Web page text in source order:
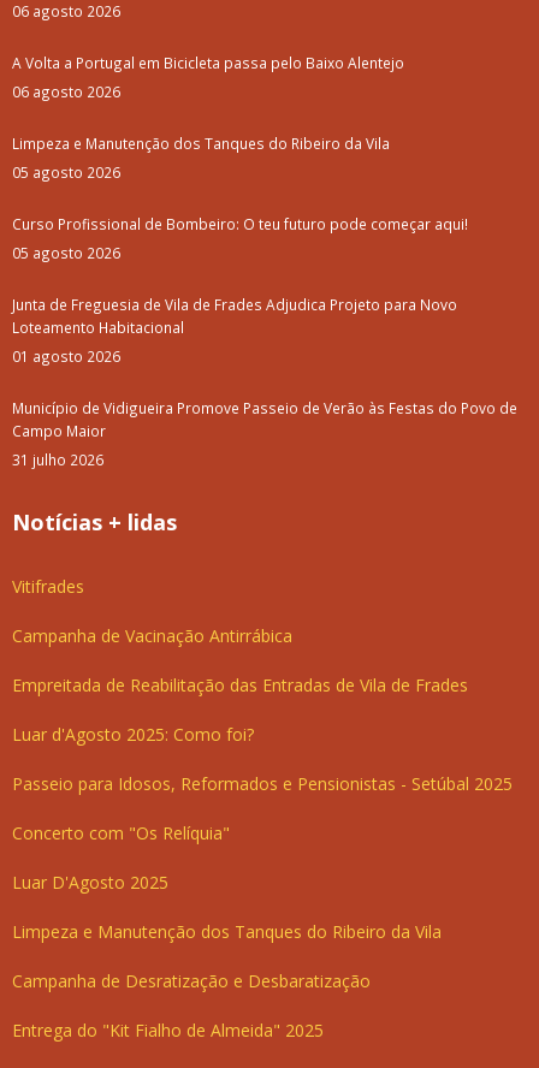
06 agosto 2026
A Volta a Portugal em Bicicleta passa pelo Baixo Alentejo
06 agosto 2026
Limpeza e Manutenção dos Tanques do Ribeiro da Vila
05 agosto 2026
Curso Profissional de Bombeiro: O teu futuro pode começar aqui!
05 agosto 2026
Junta de Freguesia de Vila de Frades Adjudica Projeto para Novo
Loteamento Habitacional
01 agosto 2026
Município de Vidigueira Promove Passeio de Verão às Festas do Povo de
Campo Maior
31 julho 2026
Notícias + lidas
Vitifrades
Campanha de Vacinação Antirrábica
Empreitada de Reabilitação das Entradas de Vila de Frades
Luar d'Agosto 2025: Como foi?
Passeio para Idosos, Reformados e Pensionistas - Setúbal 2025
Concerto com "Os Relíquia"
Luar D'Agosto 2025
Limpeza e Manutenção dos Tanques do Ribeiro da Vila
Campanha de Desratização e Desbaratização
Entrega do "Kit Fialho de Almeida" 2025